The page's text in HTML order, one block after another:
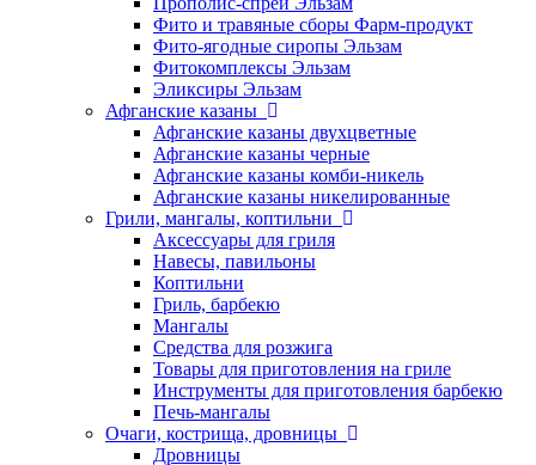
Фито и травяные сборы Фарм-продукт
Фито-ягодные сиропы Эльзам
Фитокомплексы Эльзам
Эликсиры Эльзам
Афганские казаны
Афганские казаны двухцветные
Афганские казаны черные
Афганские казаны комби-никель
Афганские казаны никелированные
Грили, мангалы, коптильни
Аксессуары для гриля
Навесы, павильоны
Коптильни
Гриль, барбекю
Мангалы
Средства для розжига
Товары для приготовления на гриле
Инструменты для приготовления барбекю
Печь-мангалы
Очаги, кострища, дровницы
Дровницы